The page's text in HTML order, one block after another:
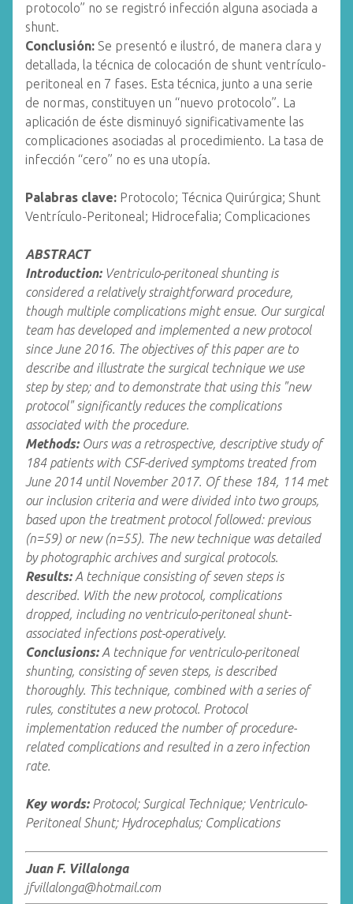
protocolo” no se registró infección alguna asociada a
shunt.
Conclusión: Se presentó e ilustró, de manera clara y
detallada, la técnica de colocación de shunt ventrículo-
peritoneal en 7 fases. Esta técnica, junto a una serie
de normas, constituyen un “nuevo protocolo”. La
aplicación de éste disminuyó significativamente las
complicaciones asociadas al procedimiento. La tasa de
infección “cero” no es una utopía.
Palabras clave: Protocolo; Técnica Quirúrgica; Shunt
Ventrículo-Peritoneal; Hidrocefalia; Complicaciones
ABSTRACT
Introduction:Ventriculo-peritoneal shunting is
considered a relatively straightforward procedure,
though multiple complications might ensue. Our surgical
team has developed and implemented a new protocol
since June 2016. The objectives of this paper are to
describe and illustrate the surgical technique we use
step by step; and to demonstrate that using this "new
protocol" significantly reduces the complications
associated with the procedure.
Methods: Ours was a retrospective, descriptive study of
184 patients with CSF-derived symptoms treated from
June 2014 until November 2017. Of these 184, 114 met
our inclusion criteria and were divided into two groups,
based upon the treatment protocol followed: previous
(n=59) or new (n=55). The new technique was detailed
by photographic archives and surgical protocols.
Results: A technique consisting of seven steps is
described. With the new protocol, complications
dropped, including no ventriculo-peritoneal shunt-
associated infections post-operatively.
Conclusions: A technique for ventriculo-peritoneal
shunting, consisting of seven steps, is described
thoroughly. This technique, combined with a series of
rules, constitutes a new protocol. Protocol
implementation reduced the number of procedure-
related complications and resulted in a zero infection
rate.
Key words:Protocol; Surgical Technique; Ventriculo-
Peritoneal Shunt; Hydrocephalus; Complications
Juan F. Villalonga
jfvillalonga@hotmail.com